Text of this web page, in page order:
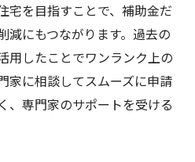
宅を目指すことで、補助金だ
減にもつながります。過去の
用したことでワンランク上の
家に相談してスムーズに申請
、専門家のサポートを受ける